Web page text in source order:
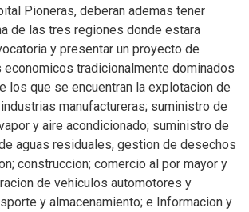
Pioneras, deberan ademas tener
de las tres regiones donde estara
y presentar un proyecto de
economicos tradicionalmente dominados
los que se encuentran la explotacion de
manufactureras; suministro de
y aire acondicionado; suministro de
aguas residuales, gestion de desechos
construccion; comercio al por mayor y
de vehiculos automotores y
y almacenamiento; e Informacion y